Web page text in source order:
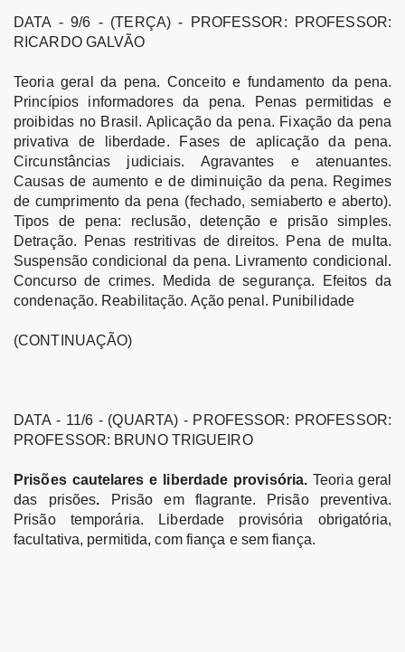
DATA - 9/6 - (TERÇA) - PROFESSOR: PROFESSOR:
RICARDO GALVÃO
Teoria geral da pena. Conceito e fundamento da pena.
Princípios informadores da pena. Penas permitidas e
proibidas no Brasil. Aplicação da pena. Fixação da pena
privativa de liberdade. Fases de aplicação da pena.
Circunstâncias judiciais. Agravantes e atenuantes.
Causas de aumento e de diminuição da pena. Regimes
de cumprimento da pena (fechado, semiaberto e aberto).
Tipos de pena: reclusão, detenção e prisão simples.
Detração. Penas restritivas de direitos. Pena de multa.
Suspensão condicional da pena. Livramento condicional.
Concurso de crimes. Medida de segurança. Efeitos da
condenação. Reabilitação. Ação penal. Punibilidade
(CONTINUAÇÃO)
DATA - 11/6 - (QUARTA) - PROFESSOR: PROFESSOR:
PROFESSOR: BRUNO TRIGUEIRO
Prisões cautelares e liberdade provisória.Teoria geral
das prisões.
Prisão em flagrante. Prisão preventiva.
Prisão temporária. Liberdade provisória obrigatória,
facultativa, permitida, com fiança e sem fiança.